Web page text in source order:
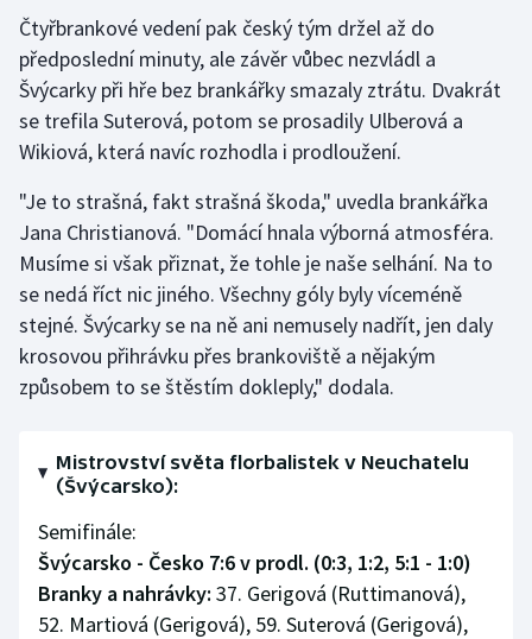
Čtyřbrankové vedení pak český tým držel až do
předposlední minuty, ale závěr vůbec nezvládl a
Švýcarky při hře bez brankářky smazaly ztrátu. Dvakrát
se trefila Suterová, potom se prosadily Ulberová a
Wikiová, která navíc rozhodla i prodloužení.
"Je to strašná, fakt strašná škoda," uvedla brankářka
Jana Christianová. "Domácí hnala výborná atmosféra.
Musíme si však přiznat, že tohle je naše selhání. Na to
se nedá říct nic jiného. Všechny góly byly víceméně
stejné. Švýcarky se na ně ani nemusely nadřít, jen daly
krosovou přihrávku přes brankoviště a nějakým
způsobem to se štěstím dokleply," dodala.
Mistrovství světa florbalistek v Neuchatelu
(Švýcarsko):
Semifinále:
Švýcarsko - Česko 7:6 v prodl. (0:3, 1:2, 5:1 - 1:0)
Branky a nahrávky: 37. Gerigová (Ruttimanová),
52. Martiová (Gerigová), 59. Suterová (Gerigová),